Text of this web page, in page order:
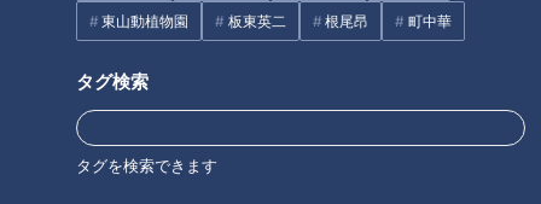
東山動植物園 板東英二 根尾昂 町中華
タグ検索
タグを検索できます